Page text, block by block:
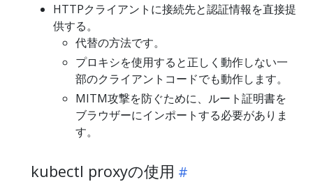
HTTPクライアントに接続先と認証情報を直接提
供する。
代替の方法です。
プロキシを使用すると正しく動作しない一
部のクライアントコードでも動作します。
MITM攻撃を防ぐために、ルート証明書を
ブラウザーにインポートする必要がありま
す。
kubectl proxyの使用